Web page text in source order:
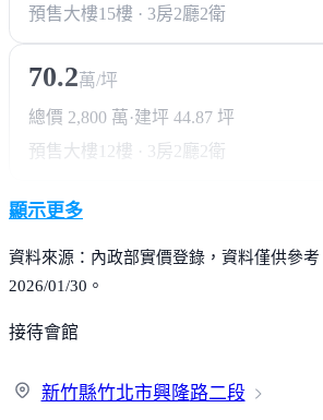
預售大樓15樓 · 3房2廳2衛
70.2萬/坪
總價 2,800 萬 ·建坪 44.87 坪
預售大樓 12樓 · 3房2廳2衛
顯示更多
資料來源：內政部實價登錄，資料僅供參考
2026/01/30。
接待會館
新竹縣竹北市興隆路二段